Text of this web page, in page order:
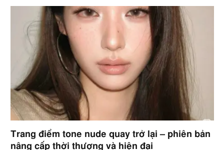
Trang điểm tone nude quay trở lại – phiên bản
nâng cấp thời thượng và hiện đại